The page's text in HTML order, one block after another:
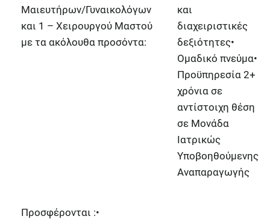
Μαιευτήρων/Γυναικολόγων
και 1 – Χειρουργού Μαστού
με τα ακόλουθα προσόντα:
και
διαχειριστικές
δεξιότητες•
Ομαδικό πνεύμα•
Προϋπηρεσία 2+
χρόνια σε
αντίστοιχη θέση
σε Μονάδα
Ιατρικώς
Υποβοηθούμενης
Αναπαραγωγής
Προσφέρονται :•